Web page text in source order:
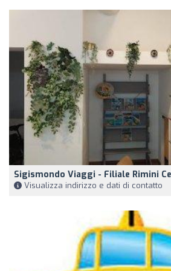
Sigismondo Viaggi - Filiale Rimini
Visualizza indirizzo e dati di contatto